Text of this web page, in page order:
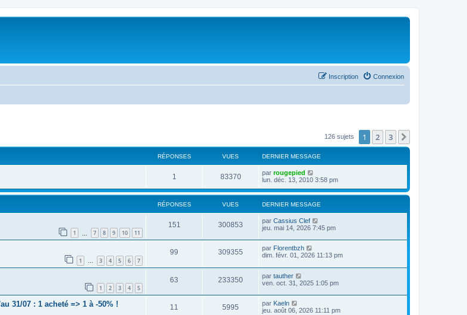
Connexion
Inscription
126 sujets 1 2 3
RÉPONSES VUES DERNIER MESSAGE
1 83370 par rougepied
lun. déc. 13, 2010 3:58 pm
RÉPONSES VUES DERNIER MESSAGE
1 7 8 9 10 11
151 300853 par Cassius Clef
jeu. mai 14, 2026 7:45 pm
1 … 3 4 5 6 7
99 309355 par Florentbzh
dim. févr. 01, 2026 11:13 pm
1 2 3 4 5
63 233350 par tauther
ven. oct. 31, 2025 1:05 pm
31/07 : 1 acheté => 1 à -50% ! 11 5995 par Kaeln
jeu. août 06, 2026 11:11 pm